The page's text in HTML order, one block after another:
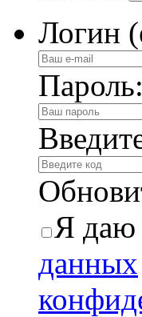
Логин
Пароль:
Я даю
данных